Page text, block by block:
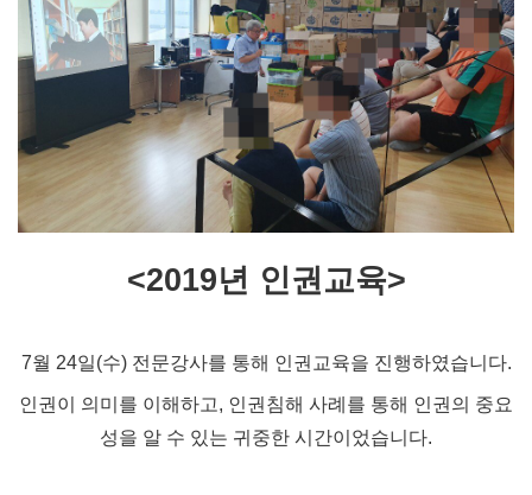
<2019년 인권교육>
7월 24일(수) 전문강사를 통해 인권교육을 진행하였습니다.
인권이 의미를 이해하고, 인권침해 사례를 통해 인권의 중요
성을 알 수 있는 귀중한 시간이었습니다.